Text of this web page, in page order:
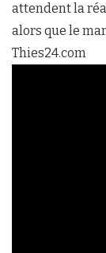
attendent la
alors que le
Thies24.com